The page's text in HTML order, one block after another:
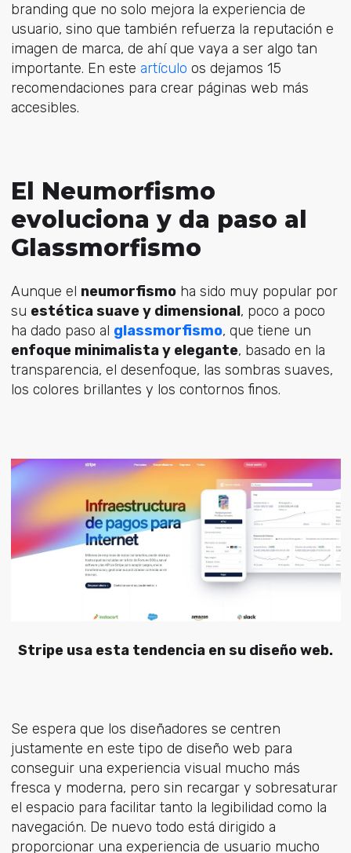
branding que no solo mejora la experiencia de
usuario, sino que también refuerza la reputación e
imagen de marca, de ahí que vaya a ser algo tan
importante. En este artículo os dejamos 15
recomendaciones para crear páginas web más
accesibles.
El Neumorfismo
evoluciona y da paso al
Glassmorfismo
Aunque el neumorfismoha sido muy popular por
su estética suave y dimensional, poco a poco
ha dado paso al glassmorfismo, que tiene un
enfoque minimalista y elegante, basado en la
transparencia, el desenfoque, las sombras suaves,
los colores brillantes y los contornos finos.
Stripe usa esta tendencia en su diseño web.
Se espera que los diseñadores se centren
justamente en este tipo de diseño web para
conseguir una experiencia visual mucho más
fresca y moderna, pero sin recargar y sobresaturar
el espacio para facilitar tanto la legibilidad como la
navegación. De nuevo todo está dirigido a
proporcionar una experiencia de usuario mucho